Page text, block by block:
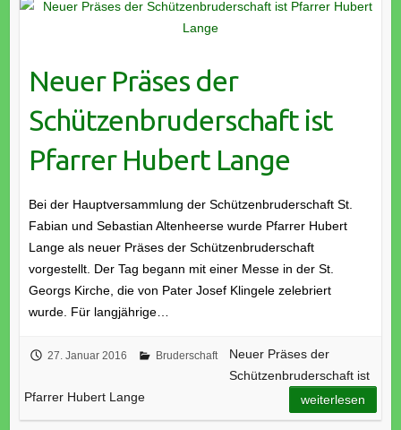
Neuer Präses der
Schützenbruderschaft ist
Pfarrer Hubert Lange
Bei der Hauptversammlung der Schützenbruderschaft St.
Fabian und Sebastian Altenheerse wurde Pfarrer Hubert
Lange als neuer Präses der Schützenbruderschaft
vorgestellt. Der Tag begann mit einer Messe in der St.
Georgs Kirche, die von Pater Josef Klingele zelebriert
wurde. Für langjährige…
27. Januar 2016 Bruderschaft
Neuer Präses der
Schützenbruderschaft ist
Pfarrer Hubert Lange
weiterlesen